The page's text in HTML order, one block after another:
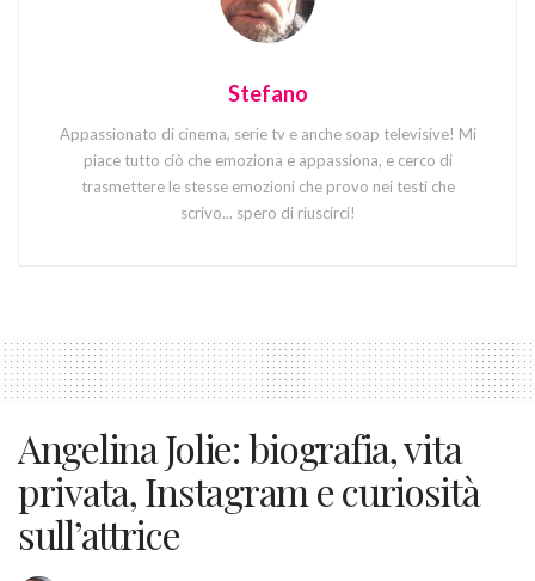
Stefano
Appassionato di cinema, serie tv e anche soap televisive! Mi
piace tutto ciò che emoziona e appassiona, e cerco di
trasmettere le stesse emozioni che provo nei testi che
scrivo... spero di riuscirci!
Angelina Jolie: biografia, vita
privata, Instagram e curiosità
sull’attrice